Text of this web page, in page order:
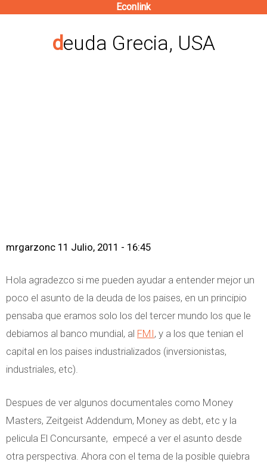
contenido
Econlink
deuda Grecia, USA
mrgarzonc 11 Julio, 2011 - 16:45
Hola agradezco si me pueden ayudar a entender mejor un
poco el asunto de la deuda de los paises, en un principio
pensaba que eramos solo los del tercer mundo los que le
debiamos al banco mundial, al FMI, y a los que tenian el
capital en los paises industrializados (inversionistas,
industriales, etc).
Despues de ver algunos documentales como Money
Masters, Zeitgeist Addendum, Money as debt, etc y la
pelicula El Concursante, empecé a ver el asunto desde
otra perspectiva. Ahora con el tema de la posible quiebra